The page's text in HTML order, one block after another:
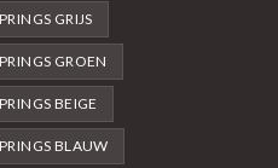
GRIJS
GROEN
BEIGE
BLAUW